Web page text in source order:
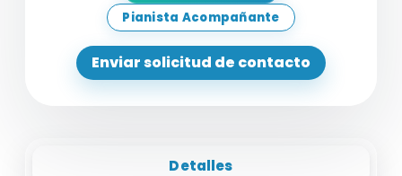
Pianista Acompañante
Enviar solicitud de contacto
Detalles